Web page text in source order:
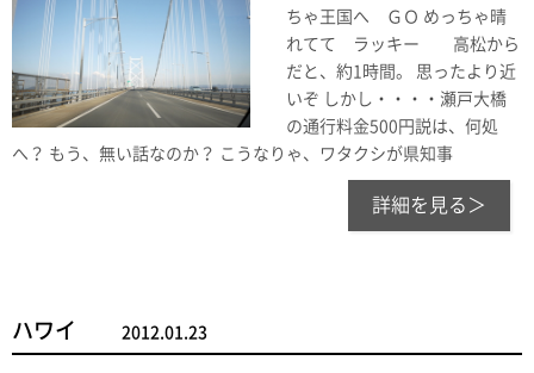
ちゃ王国へ ＧＯ めっちゃ晴
れてて ラッキー 高松から
だと、約1時間。 思ったより近
いぞ しかし・・・・瀬戸大橋
の通行料金500円説は、何処
へ？ もう、無い話なのか？ こうなりゃ、ワタクシが県知事
詳細を見る＞
ハワイ 2012.01.23